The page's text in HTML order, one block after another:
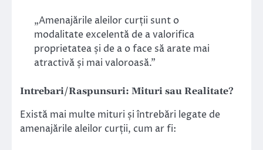
„Amenajările aleilor curții sunt o
modalitate excelentă de a valorifica
proprietatea și de a o face să arate mai
atractivă și mai valoroasă.”
Intrebari/Raspunsuri: Mituri sau Realitate?
Există mai multe mituri și întrebări legate de
amenajările aleilor curții, cum ar fi: